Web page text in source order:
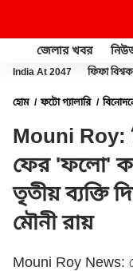
জেলার খবর
India At 2047 ফিফা
হোম ফটো গ্যালারি
Mouni Roy:
ফের 'ফলো'
তৃতীয় ব্যক্তি
মৌনী রায়
Mouni Roy News: কেন